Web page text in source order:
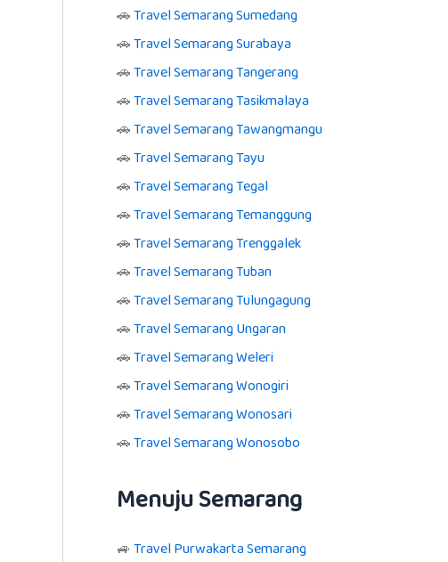
🚗Travel Semarang Sumedang
🚗Travel Semarang Surabaya
🚗Travel Semarang Tangerang
🚗Travel Semarang Tasikmalaya
🚗Travel Semarang Tawangmangu
🚗Travel Semarang Tayu
🚗Travel Semarang Tegal
🚗Travel Semarang Temanggung
🚗Travel Semarang Trenggalek
🚗Travel Semarang Tuban
🚗Travel Semarang Tulungagung
🚗Travel Semarang Ungaran
🚗Travel Semarang Weleri
🚗Travel Semarang Wonogiri
🚗Travel Semarang Wonosari
🚗Travel Semarang Wonosobo
Menuju Semarang
🚙 Travel Purwakarta Semarang